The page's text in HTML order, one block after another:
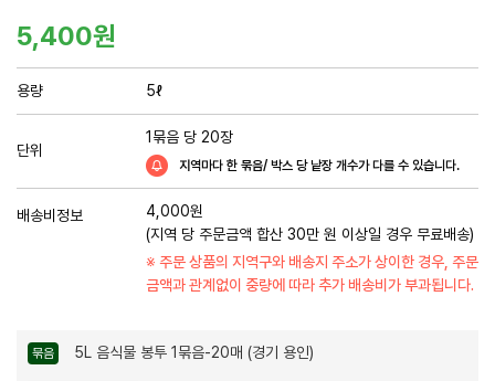
보
매
5,400원
용량 5ℓ
단위
1묶음 당 20장
지역마다 한 묶음/ 박스 당 낱장 개수가 다를 수 있습니다.
배송비정보
4,000원
(지역 당 주문금액 합산 30만 원 이상일 경우 무료배송)
※ 주문 상품의 지역구와 배송지 주소가 상이한 경우, 주문
금액과 관계없이 중량에 따라 추가 배송비가 부과됩니다.
묶음 5L 음식물 봉투 1묶음-20매 (경기 용인)